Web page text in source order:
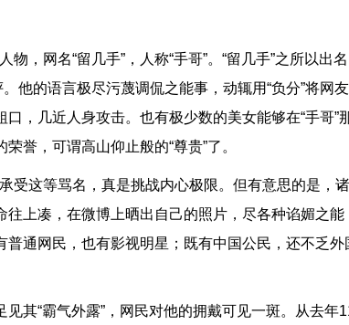
，网名“留几手”，人称“手哥”。“留几手”之所以出
他的语言极尽污蔑调侃之能事，动辄用“负分”将网
口，几近人身攻击。也有极少数的美女能够在“手哥”
荣誉，可谓高山仰止般的“尊贵”了。
受这等骂名，真是挑战内心极限。但有意思的是，
往上凑，在微博上晒出自己的照片，尽各种谄媚之能
普通网民，也有影视明星；既有中国公民，还不乏外
见其“霸气外露”，网民对他的拥戴可见一斑。从去年